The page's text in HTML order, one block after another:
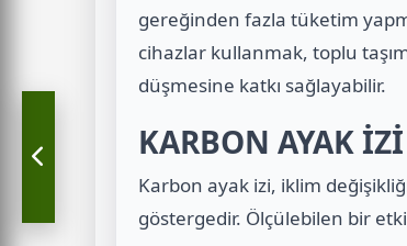
gereğinden fazla tüketim
cihazlar kullanmak, toplu
düşmesine katkı sağlayabilir.
KARBON AYAK
Karbon ayak izi, iklim
göstergedir. Ölçülebilen bir